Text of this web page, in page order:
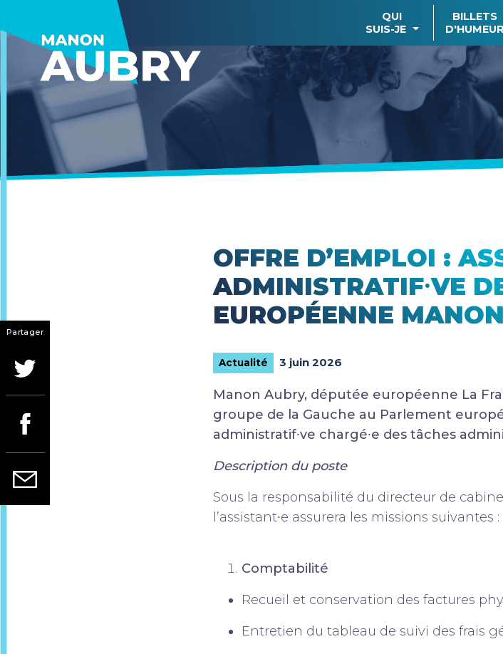
QUI
SUIS-JE
BILLETS
D'HUMEUR
Partager
OFFRE D’EMPLOI :
ADMINISTRATIF⸱VE
EUROPÉENNE
Actualité 3 juin 2026
Manon Aubry, députée européenne La
groupe de la Gauche au Parlement
administratif⸱ve chargé⸱e des tâches
Description du poste
Sous la responsabilité du directeur de
l’assistant⸱e assurera les missions suivantes :
Comptabilité
Recueil et conservation des factures
Entretien du tableau de suivi des frais